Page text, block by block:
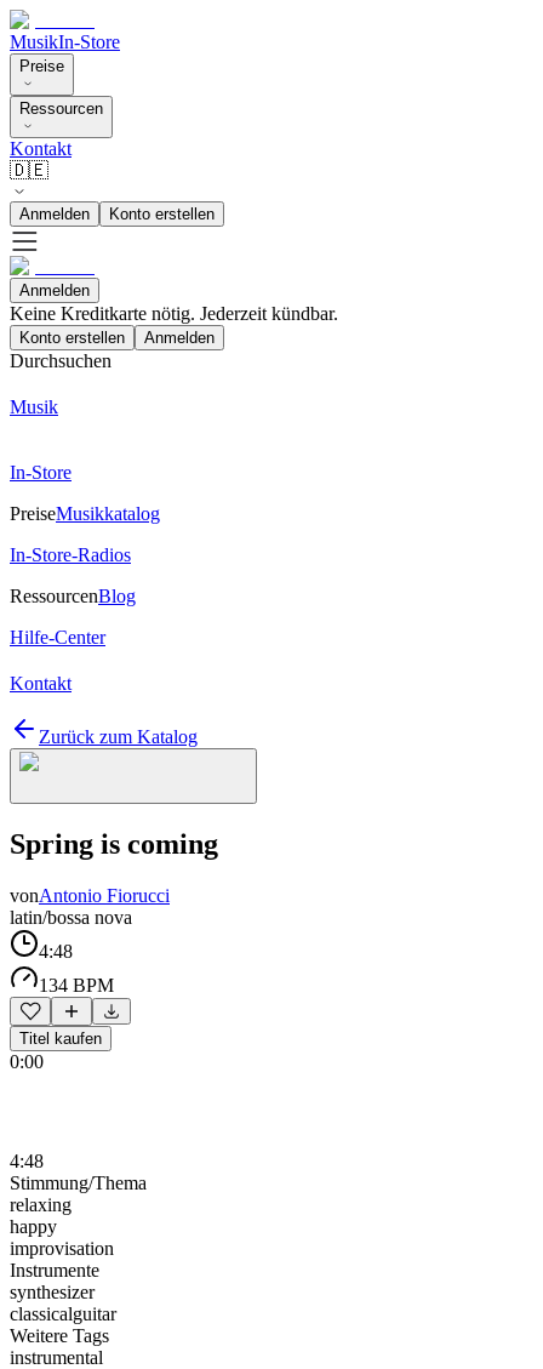
MusikIn-Store
Preise
Ressourcen
Kontakt
🇩🇪
Anmelden Konto erstellen
Anmelden
Keine Kreditkarte nötig. Jederzeit kündbar.
Konto erstellen Anmelden
Durchsuchen
Musik
In-Store
PreiseMusikkatalog
In-Store-Radios
RessourcenBlog
Hilfe-Center
Kontakt
Zurück zum Katalog
Spring is coming
vonAntonio Fiorucci
latin/bossa nova
4:48
134 BPM
Titel kaufen
0:00
4:48
Stimmung/Thema
relaxing
happy
improvisation
Instrumente
synthesizer
classicalguitar
Weitere Tags
instrumental